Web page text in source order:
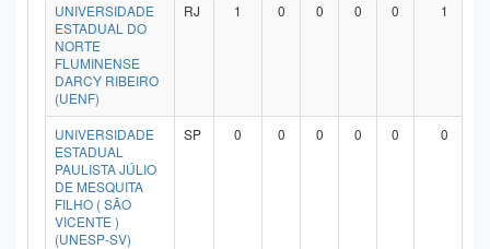
UNIVERSIDADE
ESTADUAL DO
NORTE
FLUMINENSE
DARCY RIBEIRO
(UENF)
RJ 1 0 0 0 0 1
UNIVERSIDADE
ESTADUAL
PAULISTA JÚLIO
DE MESQUITA
FILHO ( SÃO
VICENTE )
(UNESP-SV)
SP 0 0 0 0 0 0